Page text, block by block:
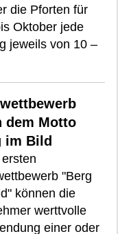
die Pforten für
Oktober jede
jeweils von 10 –
dem Motto
im Bild
"Berg
können die
werttvolle
einer oder